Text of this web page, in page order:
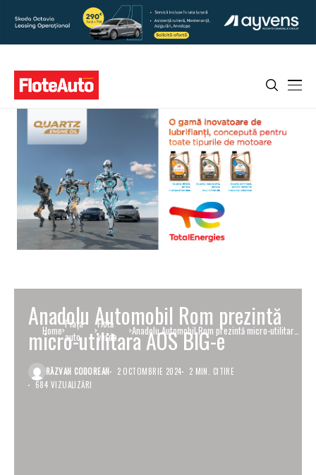
Home Piaţa
auto
Flotă
verde
Anadolu Automobil Rom prezintă micro-utilitara
AOS BIG-e
Anadolu Automobil Rom prezintă
micro-utilitara AOS BIG-e
RĂZVAN CODOREAN 2 OCTOMBRIE 2024
2 MIN. CITIRE
684 VIZUALIZĂRI